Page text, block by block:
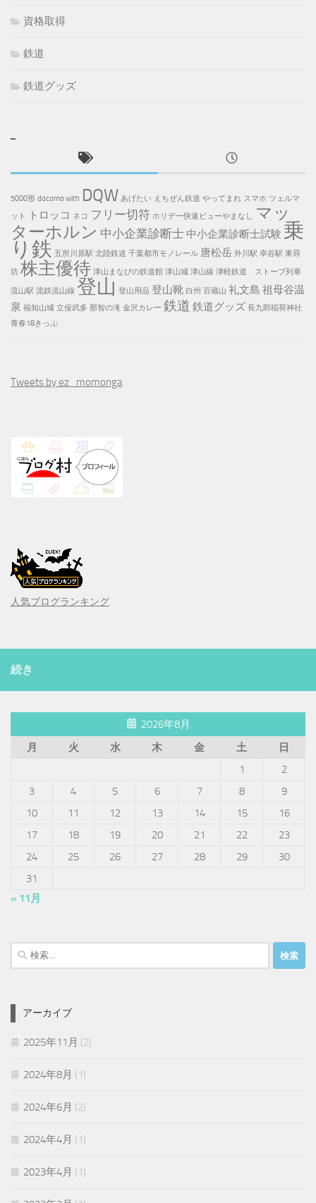
資格取得
鉄道
鉄道グッズ
5000形 docomo with DQW あげたい えちぜん鉄道 やってまれ スマホ ツェルマ
ット
トロッコ ネコ フリー切符 ホリデー快速ビューやまなし マッ
ターホルン 中小企業診断士 中小企業診断士試験 乗
り鉄 五所川原駅 北陸鉄道 千葉都市モノレール 唐松岳 外川駅 幸谷駅 東尋
坊 株主優待 津山まなびの鉄道館 津山城 津山線 津軽鉄道 ストーブ列車
流山駅 流鉄流山線 登山 登山用品 登山靴 白州 百蔵山 礼文島 祖母谷温
泉 福知山城 立佞武多 那智の滝 金沢カレー 鉄道 鉄道グッズ 長九郎稲荷神社
青春18きっぷ
Tweets by ez_momonga
人気ブログランキング
続き
2026年8月
月
火 水 木 金 土
日
1
2
3
4 5 6 7 8
9
10
11 12 13 14 15
16
17
18 19 20 21 22
23
24
25 26 27 28 29
30
31
« 11月
検
索:
アーカイブ
2025年11月 (2)
2024年8月 (1)
2024年6月 (2)
2024年4月 (1)
2023年4月 (1)